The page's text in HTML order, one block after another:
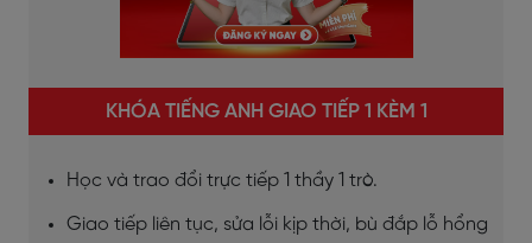
KHÓA TIẾNG ANH GIAO TIẾP 1 KÈM 1
Học và trao đổi trực tiếp 1 thầy 1 trò.
Giao tiếp liên tục, sửa lỗi kịp thời, bù đắp lỗ hổng